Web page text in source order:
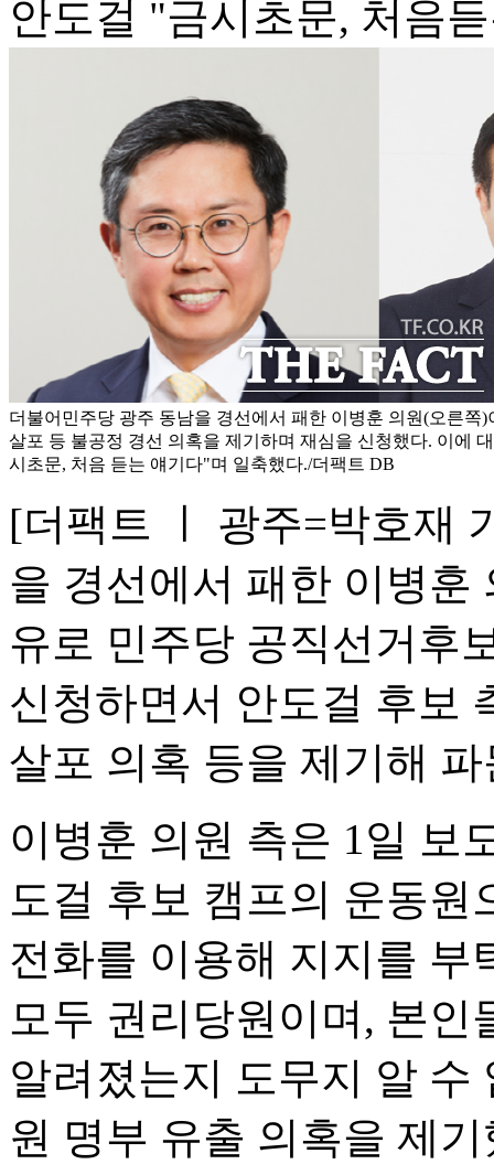
안도걸 "금시초문, 처음
더불어민주당 광주 동남을 경선에서 패한 이병훈 의원(오른쪽
살포 등 불공정 경선 의혹을 제기하며 재심을 신청했다. 이에
시초문, 처음 듣는 얘기다"며 일축했다./더팩트 DB
[더팩트 ㅣ 광주=박호재
을 경선에서 패한 이병훈
유로 민주당 공직선거후
신청하면서 안도걸 후보
살포 의혹 등을 제기해
이병훈 의원 측은 1일 보
도걸 후보 캠프의 운동원
전화를 이용해 지지를
모두 권리당원이며, 본
알려졌는지 도무지 알
원 명부 유출 의혹을 제